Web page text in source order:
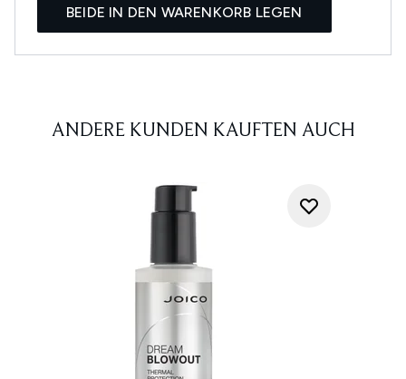
BEIDE IN DEN WARENKORB LEGEN
ANDERE KUNDEN KAUFTEN AUCH